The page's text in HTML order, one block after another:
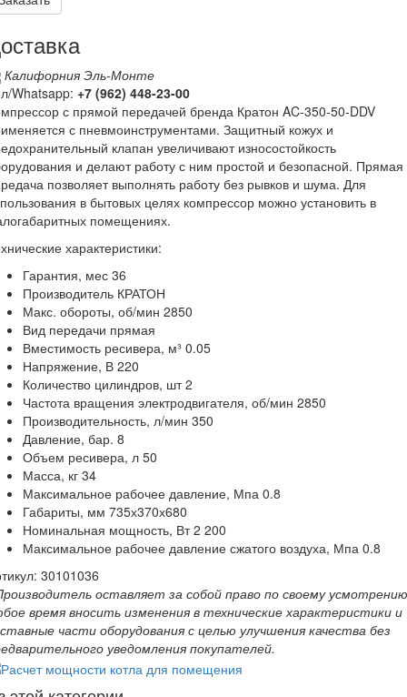
Калифорния Эль-Монте
Whatsapp: +7 (962) 448-23-00
с прямой передачей бренда Кратон AC-350-50-DDV
с пневмоинструментами. Защитный кожух и
клапан увеличивают износостойкость
и делают работу с ним простой и безопасной. Прямая
позволяет выполнять работу без рывков и шума. Для
в бытовых целях компрессор можно установить в
помещениях.
характеристики:
Гарантия, мес 36
Производитель КРАТОН
Макс. обороты, об/мин 2850
Вид передачи прямая
Вместимость ресивера, м³ 0.05
Напряжение, В 220
Количество цилиндров, шт 2
Частота вращения электродвигателя, об/мин 2850
Производительность, л/мин 350
Давление, бар. 8
Объем ресивера, л 50
Масса, кг 34
Максимальное рабочее давление, Мпа 0.8
Габариты, мм 735х370х680
Номинальная мощность, Вт 2 200
Максимальное рабочее давление сжатого воздуха, Мпа 0.8
30101036
оставляет за собой право по своему
время вносить изменения в технические характеристики и
части оборудования с целью улучшения качества без
уведомления покупателей.